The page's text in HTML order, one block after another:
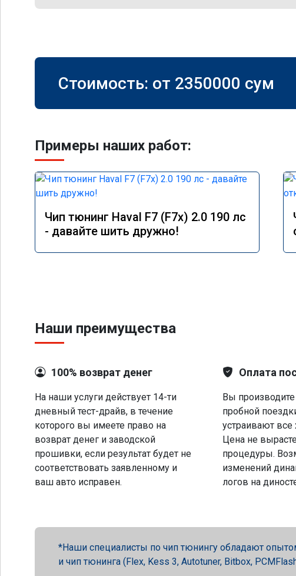
Стоимость: от 2350000 сум
Примеры наших работ:
Чип тюнинг Haval F7 (F7x) 2.0 190 лс
- давайте шить дружно!
Наши преимущества
100% возврат денег
На наши услуги действует 14-ти
дневный тест-драйв, в течение
которого вы имеете право на
возврат денег и заводской
прошивки, если результат будет не
соответствовать заявленному и
ваш авто исправен.
Оплата
Вы производите
пробной
устраивают все
Цена не
процедуры.
изменений
логов на
Наши специалисты по чип тюнингу обладают
и чип тюнинга (Flex, Kess 3, Autotuner, Bitbox,